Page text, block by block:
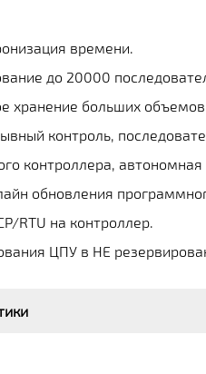
времени.
до 20000
хранение больших
контроль,
контроллера,
обновления
RTU на контроллер.
ЦПУ в НЕ